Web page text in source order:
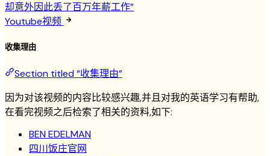
却意外因此丢了百万年薪工作”
Youtube视频
收集理由
Section titled “收集理由”
因为对该视频的内容比较感兴趣,并且对我的英语学习有帮助,
在看完视频之后检索了相关的资料,如下:
BEN EDELMAN
四川饭庄官网